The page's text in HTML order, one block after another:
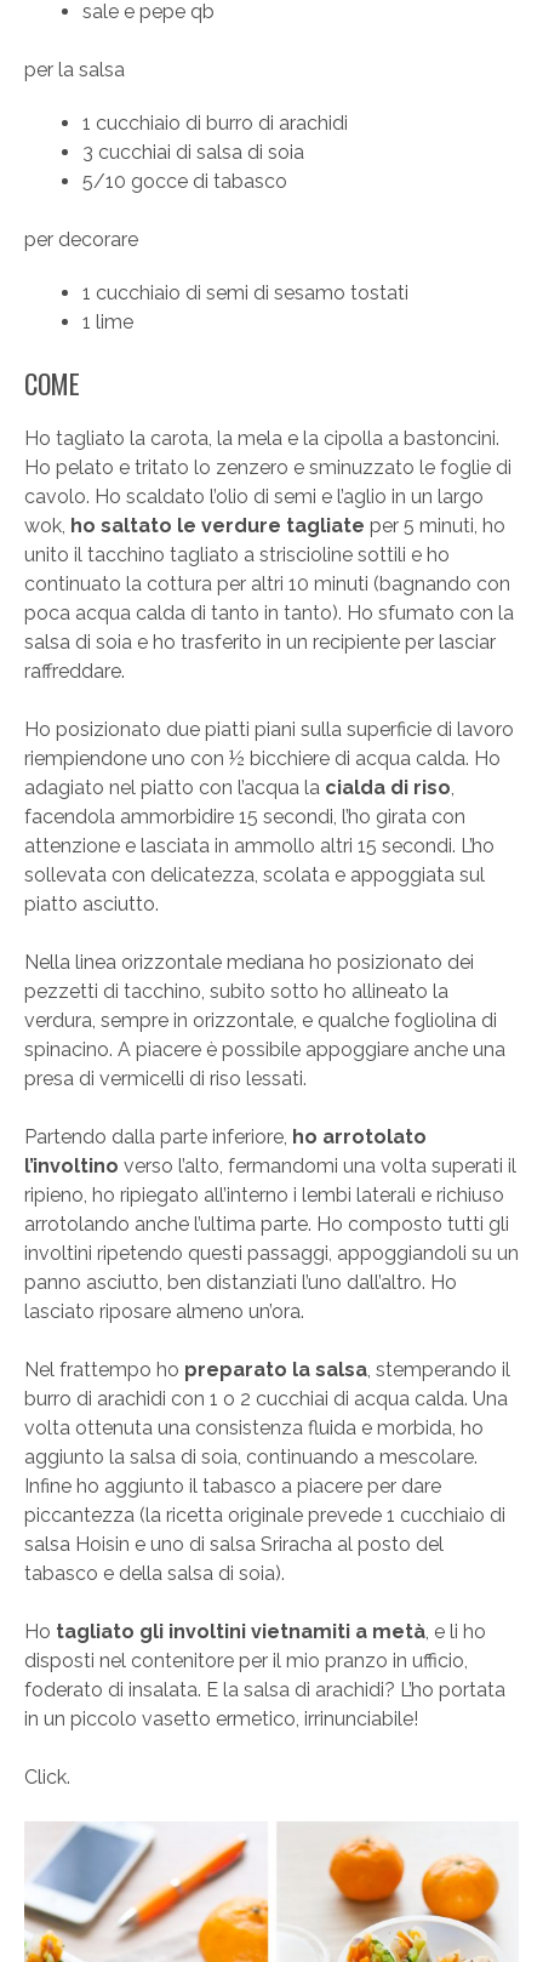
sale e pepe qb
per la salsa
1 cucchiaio di burro di arachidi
3 cucchiai di salsa di soia
5/10 gocce di tabasco
per decorare
1 cucchiaio di semi di sesamo tostati
1 lime
COME
Ho tagliato la carota, la mela e la cipolla a bastoncini.
Ho pelato e tritato lo zenzero e sminuzzato le foglie di
cavolo. Ho scaldato l’olio di semi e l’aglio in un largo
wok, ho saltato le verdure tagliate per 5 minuti, ho
unito il tacchino tagliato a striscioline sottili e ho
continuato la cottura per altri 10 minuti (bagnando con
poca acqua calda di tanto in tanto). Ho sfumato con la
salsa di soia e ho trasferito in un recipiente per lasciar
raffreddare.
Ho posizionato due piatti piani sulla superficie di lavoro
riempiendone uno con ½ bicchiere di acqua calda. Ho
adagiato nel piatto con l’acqua la cialda di riso,
facendola ammorbidire 15 secondi, l’ho girata con
attenzione e lasciata in ammollo altri 15 secondi. L’ho
sollevata con delicatezza, scolata e appoggiata sul
piatto asciutto.
Nella linea orizzontale mediana ho posizionato dei
pezzetti di tacchino, subito sotto ho allineato la
verdura, sempre in orizzontale, e qualche fogliolina di
spinacino. A piacere è possibile appoggiare anche una
presa di vermicelli di riso lessati.
Partendo dalla parte inferiore, ho arrotolato
l’involtino verso l’alto, fermandomi una volta superati il
ripieno, ho ripiegato all’interno i lembi laterali e richiuso
arrotolando anche l’ultima parte. Ho composto tutti gli
involtini ripetendo questi passaggi, appoggiandoli su un
panno asciutto, ben distanziati l’uno dall’altro. Ho
lasciato riposare almeno un’ora.
Nel frattempo ho preparato la salsa, stemperando il
burro di arachidi con 1 o 2 cucchiai di acqua calda. Una
volta ottenuta una consistenza fluida e morbida, ho
aggiunto la salsa di soia, continuando a mescolare.
Infine ho aggiunto il tabasco a piacere per dare
piccantezza (la ricetta originale prevede 1 cucchiaio di
salsa Hoisin e uno di salsa Sriracha al posto del
tabasco e della salsa di soia).
Ho tagliato gli involtini vietnamiti a metà, e li ho
disposti nel contenitore per il mio pranzo in ufficio,
foderato di insalata. E la salsa di arachidi? L’ho portata
in un piccolo vasetto ermetico, irrinunciabile!
Click.